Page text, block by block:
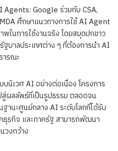
Google ร่วมกับ CSA,
ศึกษาแนวทางการใช้ AI Agent
ในการใช้งานจริง โดยสมุดปกขาว
บาลประเทศต่าง ๆ ที่ต้องการนำ AI
ารณะ
บนิเวศ AI อย่างต่อเนื่อง โครงการ
ผลลัพธ์ที่เป็นรูปธรรม ตลอดจน
านะศูนย์กลาง AI ระดับโลกที่ได้รับ
ธุรกิจ และภาครัฐ สามารถพัฒนา
วงกว้าง